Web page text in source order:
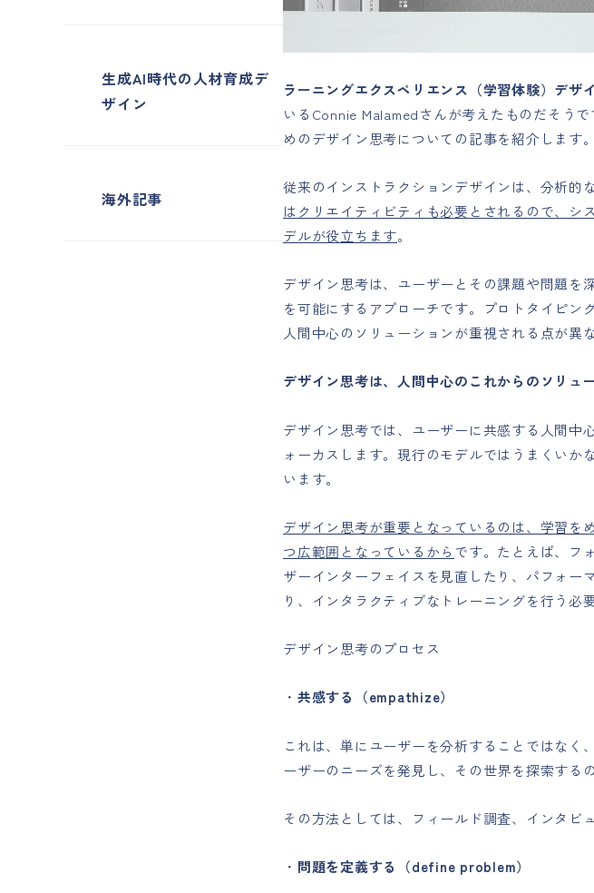
生成AI時代の人材育成デ
ザイン
海外記事
ラーニングエクスペリエンス（学習体験）デザ
いるConnie Malamedさんが考えたものだそう
めのデザイン思考についての記事を紹介します。
従来のインストラクションデザインは、分析的
はクリエイティビティも必要とされるので、シ
デルが役立ちます。
デザイン思考は、ユーザーとその課題や問題を
を可能にするアプローチです。プロトタイピン
人間中心のソリューションが重視される点が異な
デザイン思考は、人間中心のこれからのソリュ
デザイン思考では、ユーザーに共感する人間中
ォーカスします。現行のモデルではうまくいか
います。
デザイン思考が重要となっているのは、学習を
つ広範囲となっているから です。たとえば、フ
ザーインターフェイスを見直したり、パフォー
り、インタラクティブなトレーニングを行う必
デザイン思考のプロセス
・ 共感する（empathize）
これは、単にユーザーを分析することではな
ーザーのニーズを発見し、その世界を探索するの
その方法としては、フィールド調査、インタビ
・ 問題を定義する（define problem）